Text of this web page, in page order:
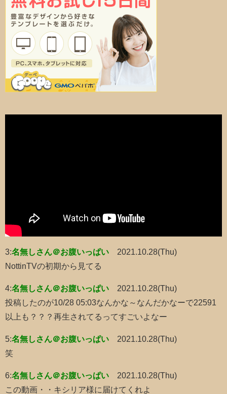
3:名無しさん＠お腹いっぱい
2021.10.28(Thu)
NottinTVの初期から見てる
4:名無しさん＠お腹いっぱい
2021.10.28(Thu)
投稿したのが10/28 05:03なんかな～なんだかなーで22591
以上も？？？再生されてるってすごいよなー
5:名無しさん＠お腹いっぱい
2021.10.28(Thu)
笑
6:名無しさん＠お腹いっぱい
2021.10.28(Thu)
この動画・・キシリア様に届けてくれよ